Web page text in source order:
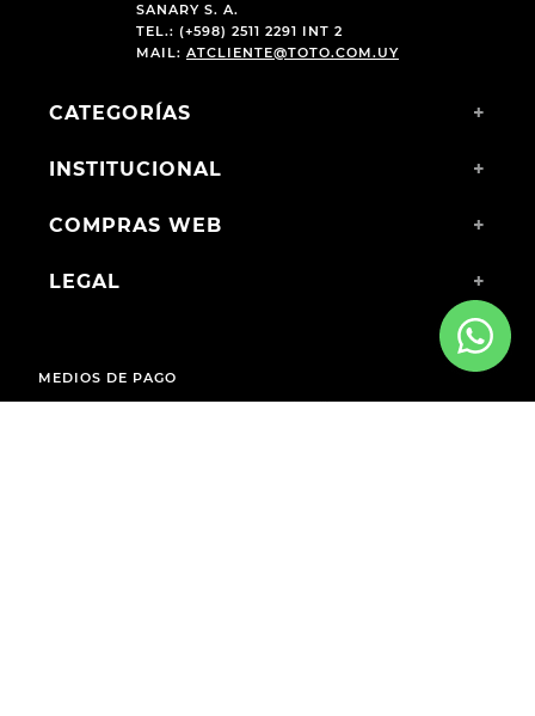
SANARY S. A.
TEL.: (+598) 2511 2291 INT 2
MAIL: ATCLIENTE@TOTO.COM.UY
CATEGORÍAS +
INSTITUCIONAL +
COMPRAS WEB +
LEGAL +
MEDIOS DE PAGO